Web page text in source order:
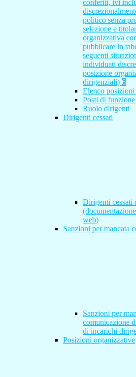
conferiti, ivi
politico senza
selezione e
organizzativa
pubblicare in
seguenti
individuati
posizione
dirigenziali) 6
Elenco
Posti di
Ruolo dirigenti
Dirigenti cessati
Dirigenti cessati
web)
Sanzioni per mancata
Sanzioni per
comunicazione
di incarichi
Posizioni organizzative